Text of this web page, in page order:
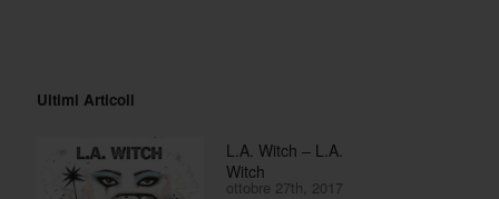
Ultimi Articoli
L.A. Witch – L.A.
Witch
ottobre 27th, 2017